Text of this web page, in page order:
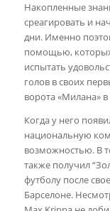
Накопленные
среагировать и
дни. Именно
помощью,
испытать
голов в своих
ворота «Милана»
Когда у него
национальную
возможностью. В
также получил
футболу после
Барселоне.